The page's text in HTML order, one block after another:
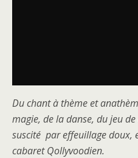
Du chant à thème et
magie, de la danse, du jeu
suscité par effeuillage
cabaret Qollyvoodien.